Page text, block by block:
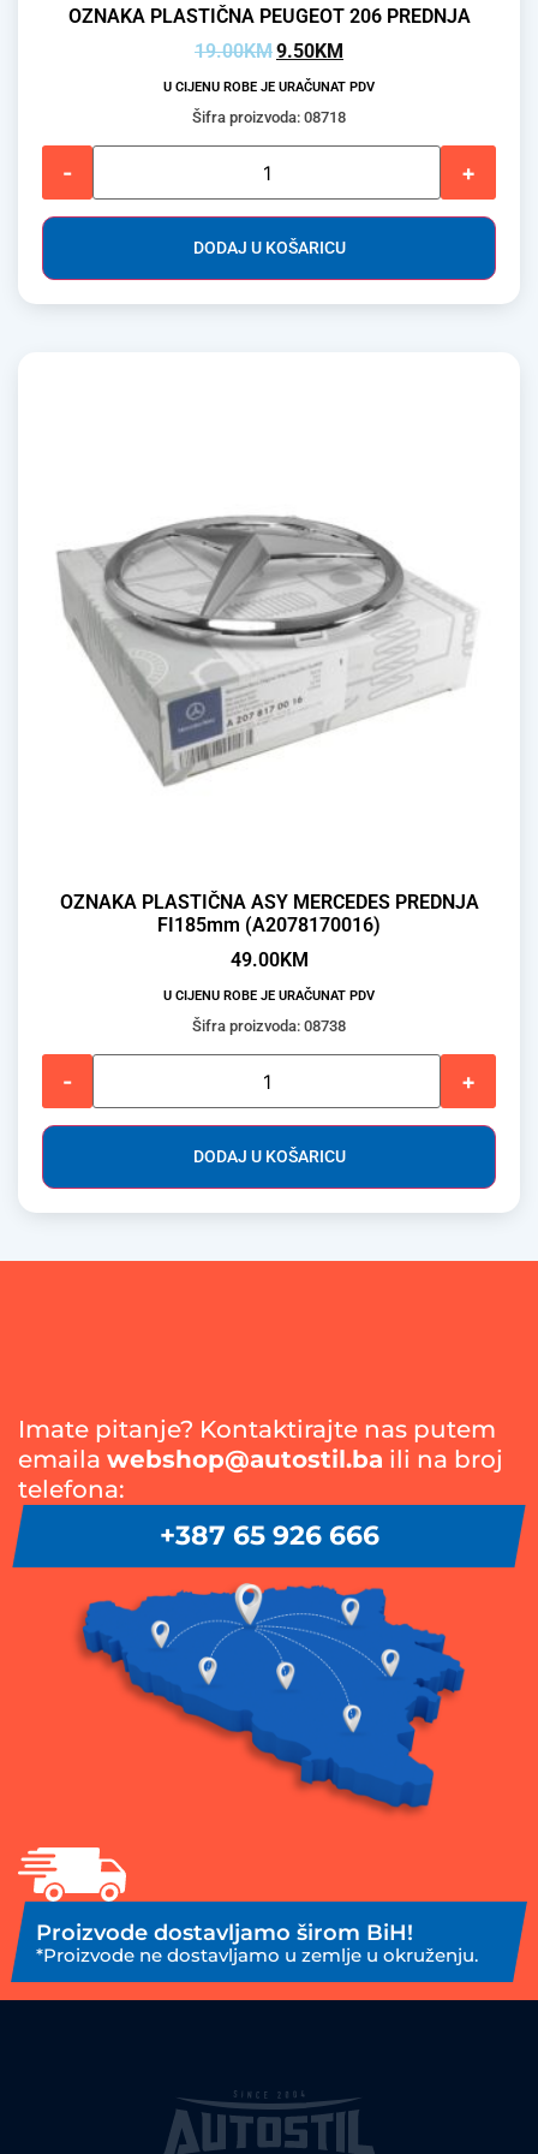
OZNAKA PLASTIČNA PEUGEOT 206 PREDNJA
19.00KM9.50KM
U CIJENU ROBE JE URAČUNAT PDV
Šifra proizvoda: 08718
- +
DODAJ U KOŠARICU
OZNAKA PLASTIČNA ASY MERCEDES PREDNJA
FI185mm (A2078170016)
49.00KM
U CIJENU ROBE JE URAČUNAT PDV
Šifra proizvoda: 08738
- +
DODAJ U KOŠARICU
Imate pitanje? Kontaktirajte nas putem
emaila webshop@autostil.ba ili na broj
telefona:
+387 65 926 666
Proizvode dostavljamo širom BiH!
*Proizvode ne dostavljamo u zemlje u okruženju.